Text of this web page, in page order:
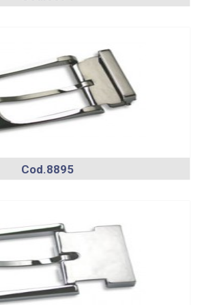
Cod.8895